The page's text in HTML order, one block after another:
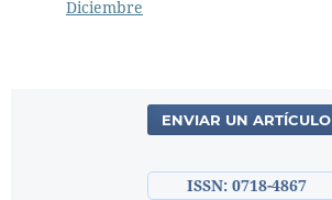
Diciembre
ENVIAR UN ARTÍCULO
ISSN: 0718-4867